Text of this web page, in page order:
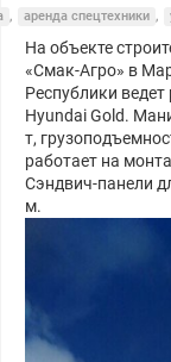
, аренда спецтехники ,
На объекте
«Смак-Агро» в
Республики
Hyundai Gold.
т,
работает на
Сэндвич-панели
м.